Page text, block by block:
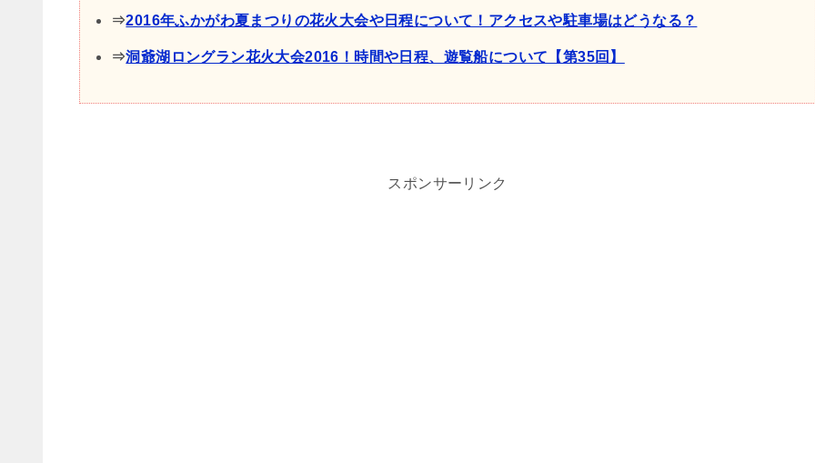
⇒2016年ふかがわ夏まつりの花火大会や日程について！アクセスや駐車場はどうなる？
⇒洞爺湖ロングラン花火大会2016！時間や日程、遊覧船について【第35回】
スポンサーリンク